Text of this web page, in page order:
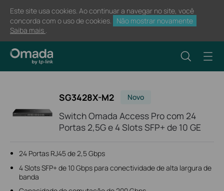
Este site usa cookies. Ao continuar a navegar no site, você
concorda com o uso de cookies.
Não mostrar novamente
Saiba mais .
SG3428X-M2 Novo
Switch Omada Access Pro com 24
Portas 2,5G e 4 Slots SFP+ de 10 GE
24 Portas RJ45 de 2,5 Gbps
4 Slots SFP+ de 10 Gbps para conectividade de alta largura de
banda